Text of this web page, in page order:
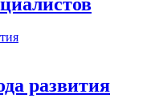
развития